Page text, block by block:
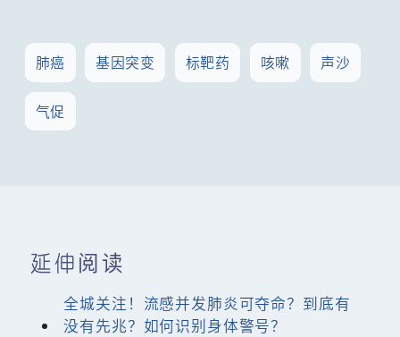
肺癌 基因突变 标靶药 咳嗽 声沙
气促
延伸阅读
全城关注！流感并发肺炎可夺命？到底有
没有先兆？如何识别身体警号？